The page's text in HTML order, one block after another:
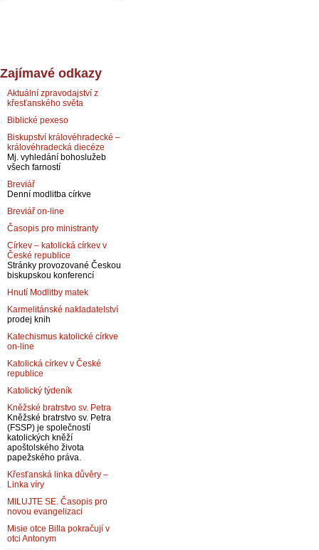
Zajímavé odkazy
Aktuální zpravodajství z
křesťanského světa
Biblické pexeso
Biskupství královéhradecké –
královéhradecká diecéze
Mj. vyhledání bohoslužeb
všech farností
Breviář
Denní modlitba církve
Breviář on-line
Časopis pro ministranty
Církev – katolická církev v
České republice
Stránky provozované Českou
biskupskou konferencí
Hnutí Modlitby matek
Karmelitánské nakladatelství
prodej knih
Katechismus katolické církve
on-line
Katolická církev v České
republice
Katolický týdeník
Kněžské bratrstvo sv. Petra
Kněžské bratrstvo sv. Petra
(FSSP) je společností
katolických kněží
apoštolského života
papežského práva.
Křesťanská linka důvěry –
Linka víry
MILUJTE SE. Časopis pro
novou evangelizaci
Misie otce Billa pokračují v
otci Antonym